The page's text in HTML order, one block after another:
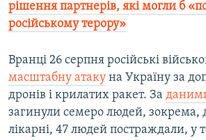
рішення партнерів, які могли б
російському терору»
Вранці 26 серпня російські
масштабну атаку на Україну за
дронів і крилатих ракет. За
загинули семеро людей, зокрема,
лікарні, 47 людей постраждали, у